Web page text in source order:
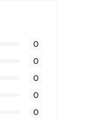
0
0
0
0
0